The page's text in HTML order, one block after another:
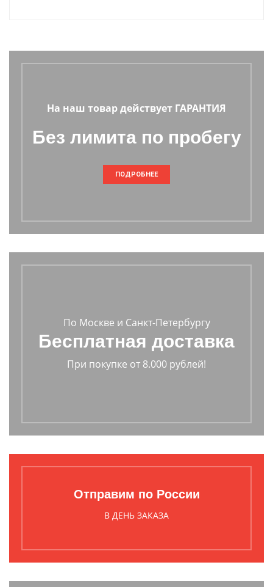
На наш товар действует ГАРАНТИЯ
Без лимита по пробегу
ПОДРОБНЕЕ
По Москве и Санкт-Петербургу
Бесплатная доставка
При покупке от 8.000 рублей!
Отправим по России
В ДЕНЬ ЗАКАЗА